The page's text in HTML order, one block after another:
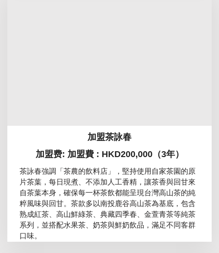
加盟茶詠春
加盟费: 加盟費 : HKD200,000（3年）
茶詠春強調「茶農的飲料店」，堅持使用自家茶園的原
片茶葉，每日現煮、不添加人工香精，讓茶香與回甘來
自茶葉本身，確保每一杯茶飲都能呈現台灣高山茶的純
粹風味與回甘。茶款多以南投鹿谷高山茶為基底，包含
熟成紅茶、高山鮮綠茶、典藏四季春、金萱青茶等純茶
系列，並搭配水果茶、奶茶與鮮奶飲品，滿足不同客群
口味。